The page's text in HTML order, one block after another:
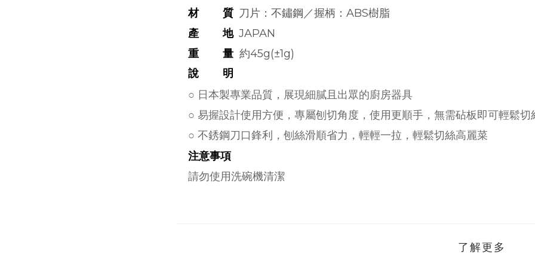
材 質 刀片：不鏽鋼／握柄 ： ABS樹脂
產 地 JAPAN
重 量 約45g(±1g)
說 明
○ 日本製專業品質，展現細膩且出眾的廚房器具
○ 易握設計使用方便，專屬刨切角度，使用更順手，無需砧板即可輕鬆切
○ 不銹鋼刀口鋒利，刨絲滑順省力，輕輕一拉，輕鬆切絲高麗菜
注意事項
請勿使用洗碗機清潔
了解更多